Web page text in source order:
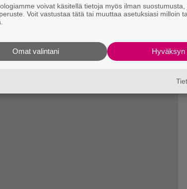
pts.)
kahvitauolla puhutaan! Nappaa ajankohtaiset
tästä.
voivat käsitellä tietoja myös ilman suostumusta,
Voit vastustaa tätä tai muuttaa asetuksiasi milloin
Hyväksyn
Omat valintani